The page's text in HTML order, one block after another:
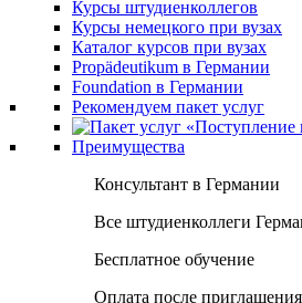
Курсы штудиенколлегов
Курсы немецкого при вузах
Каталог курсов при вузах
Propädeutikum в Германии
Foundation в Германии
Рекомендуем пакет услуг
Преимущества
Консультант в Германии
Все штудиенколлеги
Бесплатное обучение
Оплата после